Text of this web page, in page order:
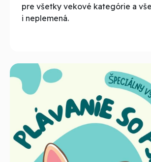
pre všetky vekové kategórie a
i neplemená.